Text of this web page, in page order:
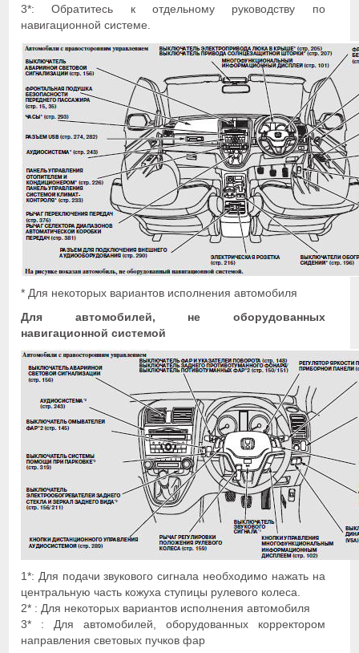
3*: Обратитесь к отдельному руководству по
навигационной системе.
* Для некоторых вариантов исполнения автомобиля
Для автомобилей, не оборудованных
навигационной системой
1*: Для подачи звукового сигнала необходимо нажать на
центральную часть кожуха ступицы рулевого колеса.
2* : Для некоторых вариантов исполнения автомобиля
3* : Для автомобилей, оборудованных корректором
направления световых пучков фар